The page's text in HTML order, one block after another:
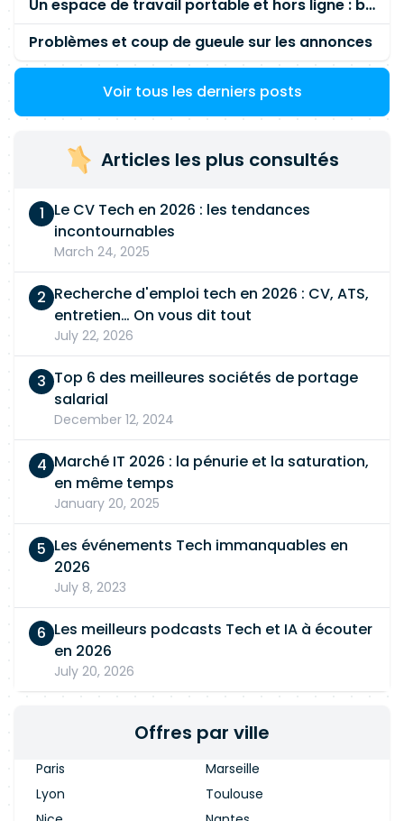
Un espace de travail portable et hors ligne : besoin réel ou fausse bonne idée ?
Problèmes et coup de gueule sur les annonces
Voir tous les derniers posts
Articles les plus consultés
Le CV Tech en 2026 : les tendances
incontournables
March 24, 2025
Recherche d'emploi tech en 2026 : CV, ATS,
entretien… On vous dit tout
July 22, 2026
Top 6 des meilleures sociétés de portage
salarial
December 12, 2024
Marché IT 2026 : la pénurie et la saturation,
en même temps
January 20, 2025
Les événements Tech immanquables en
2026
July 8, 2023
Les meilleurs podcasts Tech et IA à écouter
en 2026
July 20, 2026
Offres par ville
Paris
Marseille
Lyon
Toulouse